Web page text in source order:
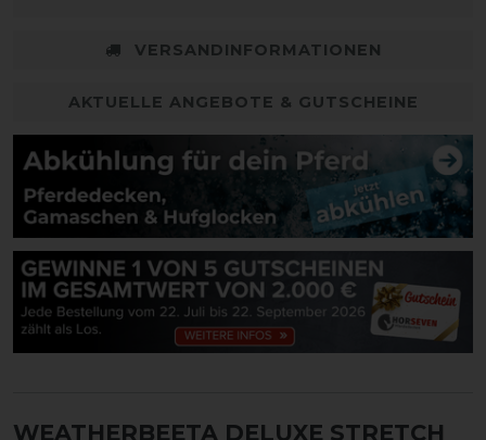
VERSANDINFORMATIONEN
AKTUELLE ANGEBOTE & GUTSCHEINE
WEATHERBEETA DELUXE STRETCH